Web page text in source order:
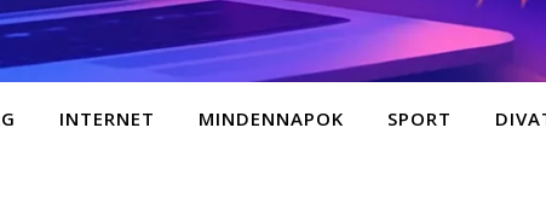
INTERNET MINDENNAPOK SPORT